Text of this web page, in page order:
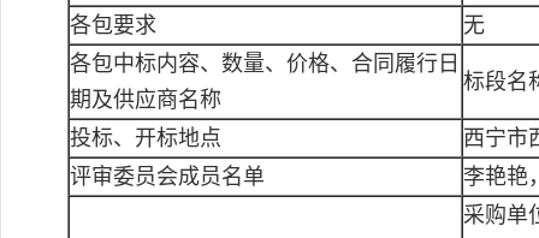
各包要求
无
各包中标内容、数量、价格、合同履行日
期及供应商名称
标段名
投标、开标地点
西宁市
评审委员会成员名单
李艳艳
采购单